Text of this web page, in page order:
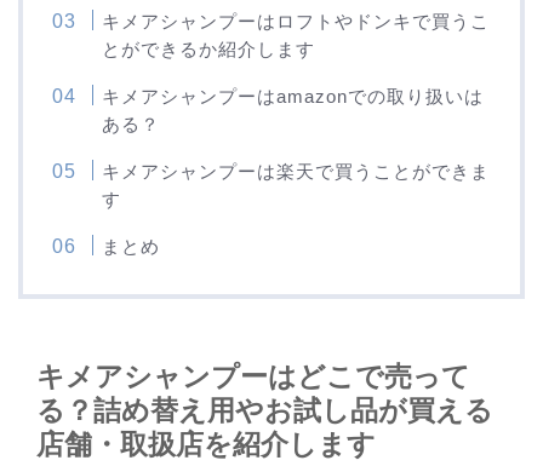
キメアシャンプーはロフトやドンキで買うこ
とができるか紹介します
キメアシャンプーはamazonでの取り扱いは
ある？
キメアシャンプーは楽天で買うことができま
す
まとめ
キメアシャンプーはどこで売って
る？詰め替え用やお試し品が買える
店舗・取扱店を紹介します